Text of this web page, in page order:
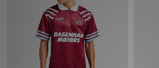
Collecties
Merken
Voetbal